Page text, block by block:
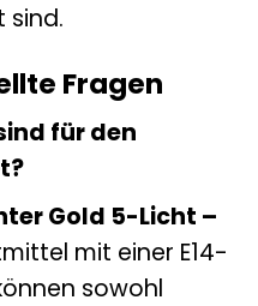
sind.
Fragen
für den
Gold 5-Licht –
mit einer E14-
sowohl